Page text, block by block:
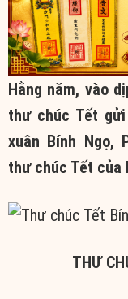
Hằng năm, vào
thư chúc Tết
xuân Bính Ngọ,
thư chúc Tết của
THƯ